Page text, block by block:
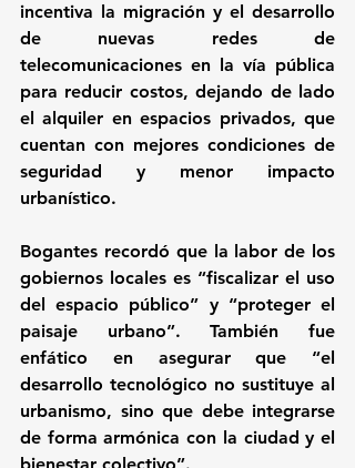
incentiva la migración y el desarrollo
de nuevas redes de
telecomunicaciones en la vía pública
para reducir costos, dejando de lado
el alquiler en espacios privados, que
cuentan con mejores condiciones de
seguridad y menor impacto
urbanístico.
Bogantes recordó que la labor de los
gobiernos locales es “fiscalizar el uso
del espacio público” y “proteger el
paisaje urbano”. También fue
enfático en asegurar que “el
desarrollo tecnológico no sustituye al
urbanismo, sino que debe integrarse
de forma armónica con la ciudad y el